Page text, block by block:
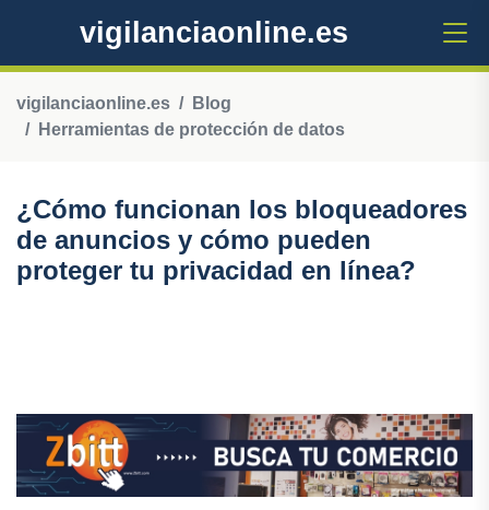
vigilanciaonline.es
vigilanciaonline.es
Blog
Herramientas de protección de datos
¿Cómo funcionan los bloqueadores
de anuncios y cómo pueden
proteger tu privacidad en línea?